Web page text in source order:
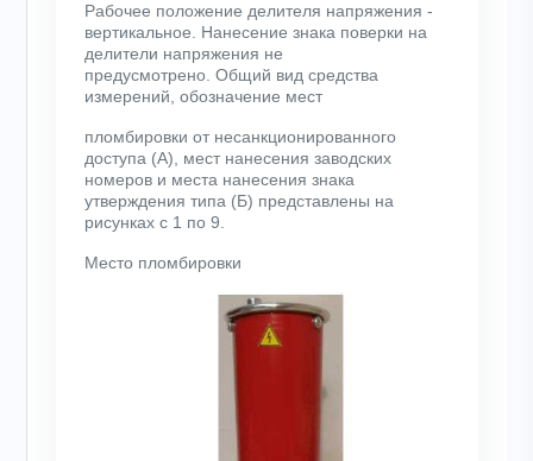
Рабочее положение делителя напряжения -
вертикальное. Нанесение знака поверки на
делители напряжения не
предусмотрено. Общий вид средства
измерений, обозначение мест
пломбировки от несанкционированного
доступа (А), мест нанесения заводских
номеров и места нанесения знака
утверждения типа (Б) представлены на
рисунках с 1 по 9.
Место пломбировки